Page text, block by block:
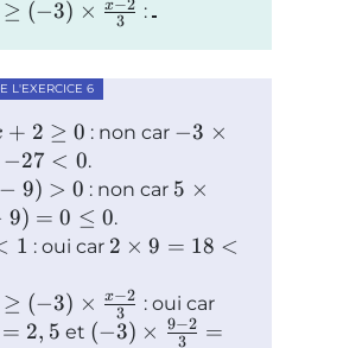
≥ (−3) × 3
x−2 :
+ 2 ≥ 0 : non car −3 ×
−27 < 0.
− 9) > 0 : non car 5 ×
9) = 0 ≤ 0.
1 : oui car 2 × 9 = 18 <
≥ (−3) × 3
x−2 : oui car
= 2, 5 et (−3) × 3
9−2 =